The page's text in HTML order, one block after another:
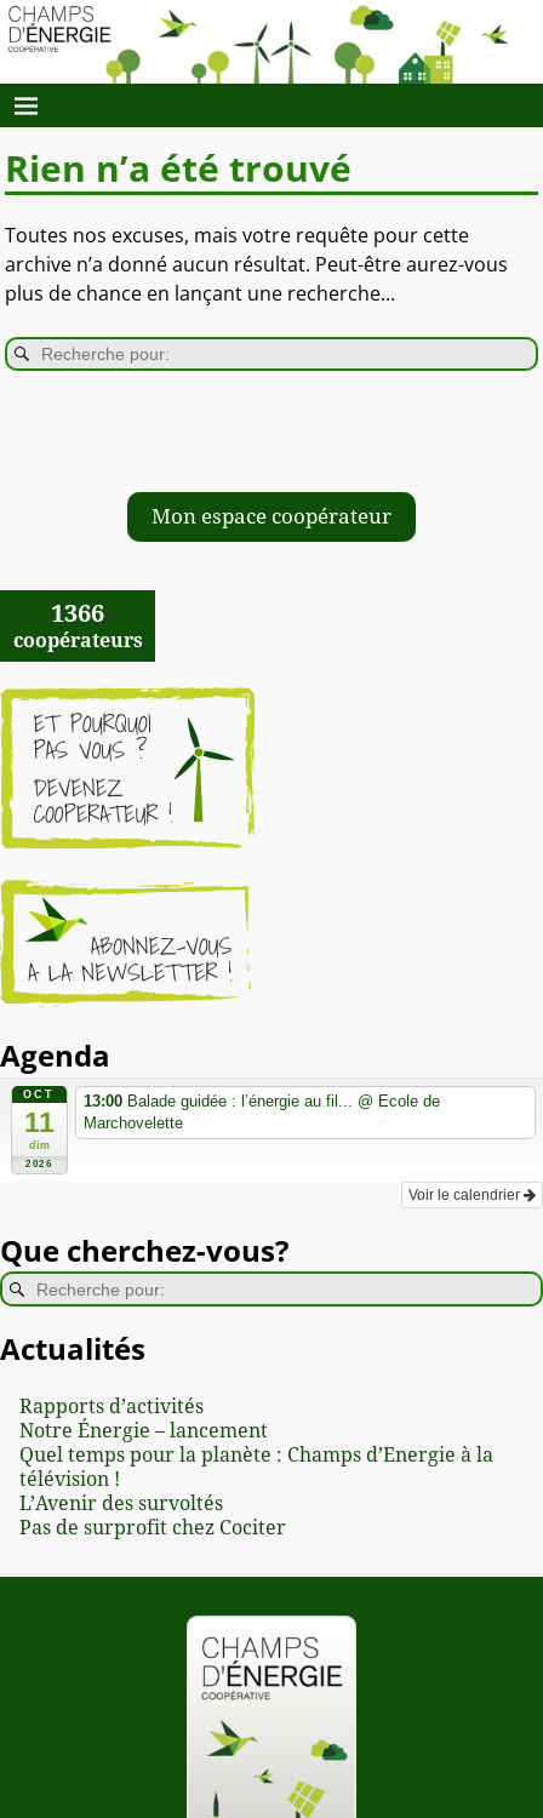
Rien n’a été trouvé
Toutes nos excuses, mais votre requête pour cette
archive n’a donné aucun résultat. Peut-être aurez-vous
plus de chance en lançant une recherche...
Mon espace coopérateur
1366
coopérateurs
Agenda
OCT
11
dim
2026
13:00 Balade guidée : l’énergie au fil... @ Ecole de
Marchovelette
Voir le calendrier
Que cherchez-vous?
Actualités
Rapports d’activités
Notre Énergie – lancement
Quel temps pour la planète : Champs d’Energie à la
télévision !
L’Avenir des survoltés
Pas de surprofit chez Cociter